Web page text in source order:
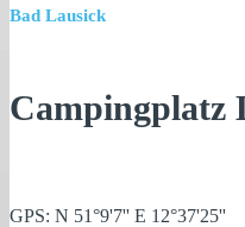
Bad Lausick
Campingplatz
GPS: N 51°9'7'' E 12°37'25''